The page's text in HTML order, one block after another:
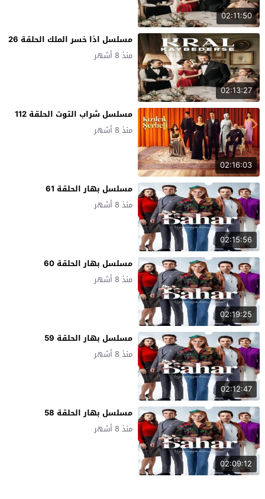
02:11:50
02:13:27
مسلسل اذا خسر الملك الحلقة 26
منذ 8 أشهر
02:16:03
مسلسل شراب التوت الحلقة 112
منذ 8 أشهر
02:15:56
مسلسل بهار الحلقة 61
منذ 8 أشهر
02:19:25
مسلسل بهار الحلقة 60
منذ 8 أشهر
02:12:47
مسلسل بهار الحلقة 59
منذ 8 أشهر
02:09:12
مسلسل بهار الحلقة 58
منذ 8 أشهر